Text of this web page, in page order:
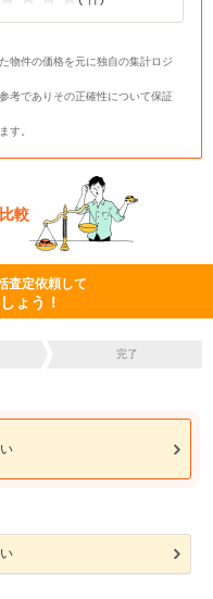
物件の価格を元に独自の集計ロジ
考でありその正確性について保証
す。
較
査定依頼して
ょう！
完了